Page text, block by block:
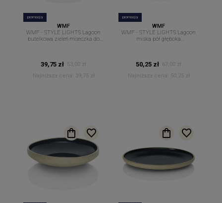
promocja
WMF
WMF - STYLE LIGHTS Lagoon
butelkowa zieleń miseczka do
39,75 zł
53,00 zł
Najniższa cena:
39,75 zł
promocja
WMF
WMF - STYLE LIGHTS Lagoon
miska pół głęboka
50,25 zł 67,00 zł
Najniższa cena:
50,25 zł